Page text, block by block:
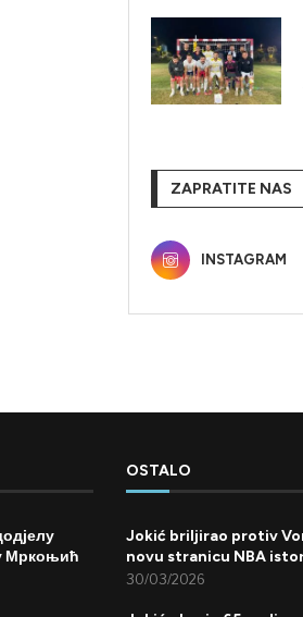
ZAPRATITE NAS
INSTAGRAM
Мркоњић
OSTALO
Jokić briljirao protiv
novu stranicu NBA
30/03/2026